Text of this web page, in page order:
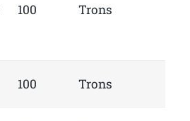
100 Trons
100 Trons